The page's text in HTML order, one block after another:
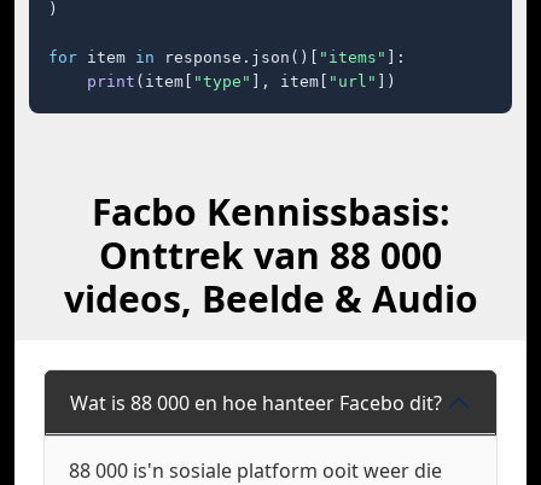
)
for item in response.json()[ "items"
]:
print (item[ "type" ], item[ "url" ])
Facbo Kennissbasis:
Onttrek van 88 000
videos, Beelde & Audio
Wat is 88 000 en hoe hanteer Facebo dit?
88 000 is'n sosiale platform ooit weer die